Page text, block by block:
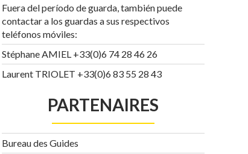
Fuera del período de guarda, también puede
contactar a los guardas a sus respectivos
teléfonos móviles:
Stéphane AMIEL +33(0)6 74 28 46 26
Laurent TRIOLET +33(0)6 83 55 28 43
PARTENAIRES
Bureau des Guides